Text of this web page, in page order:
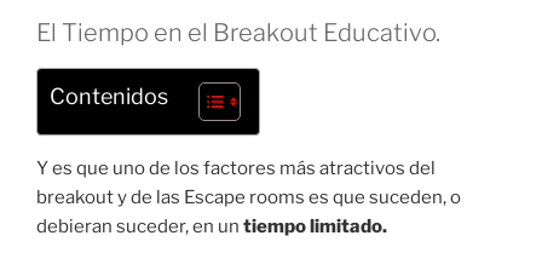
El Tiempo en el Breakout Educativo.
Contenidos
Y es que uno de los factores más atractivos del
breakout y de las Escape rooms es que suceden, o
debieran suceder, en un tiempo limitado.